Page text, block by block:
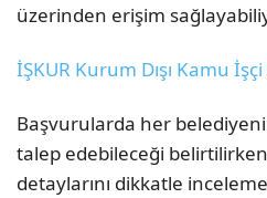
üzerinden erişim
İŞKUR Kurum Dışı Kamu
Başvurularda her
talep edebileceği
detaylarını dikkatle